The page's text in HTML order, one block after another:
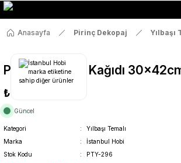
Size Özel "HG10" Koduyla Sepette Hemen
Anasayfa Pirinç Dekopaj Yılbaşı
Pirinç Dekopaj Kağıdı
₺36
Güncel
Kategori
Yılbaşı Temalı
Marka
İstanbul Hobi
Stok Kodu
PTY-296